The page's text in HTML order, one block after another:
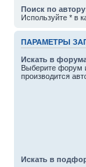
Поиск по
Используйте * в
ПАРАМЕТРЫ
Искать в
Выберите форум
производится
Искать в